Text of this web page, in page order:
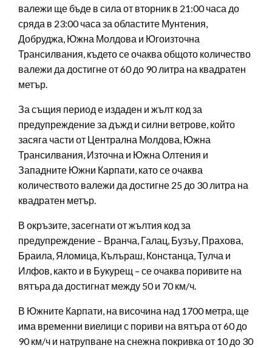
валежи ще бъде в сила от вторник в 21:00 часа до
сряда в 23:00 часа за областите Мунтения,
Добруджа, Южна Молдова и Югоизточна
Трансилвания, където се очаква общото количество
валежи да достигне от 60 до 90 литра на квадратен
метър.
За същия период е издаден и жълт код за
предупреждение за дъжд и силни ветрове, който
засяга части от Централна Молдова, Южна
Трансилвания, Източна и Южна Олтения и
Западните Южни Карпати, като се очаква
количеството валежи да достигне 25 до 30 литра на
квадратен метър.
В окръзите, засегнати от жълтия код за
предупреждение – Вранча, Галац, Бузъу, Прахова,
Браила, Яломица, Кълъраш, Констанца, Тулча и
Илфов, както и в Букурещ – се очаква поривите на
вятъра да достигнат между 50 и 70 км/ч.
В Южните Карпати, на височина над 1700 метра, ще
има временни виелици с пориви на вятъра от 60 до
90 км/ч и натрупване на снежна покривка от 10 до 30